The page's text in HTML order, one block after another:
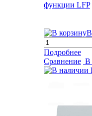
функции LFP
В
Подробнее
Сравнение В